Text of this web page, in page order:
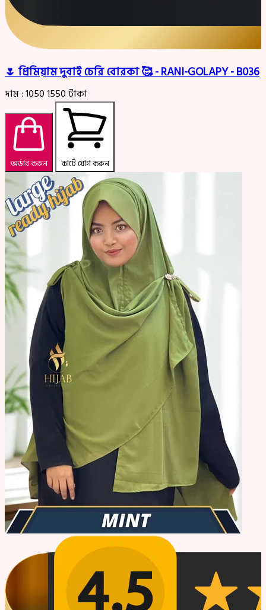
🌷 প্রিমিয়াম দুবাই চেরি বোরকা 🥰 - RANI-GOLAPY - B036
দাম :10501550টাকা
অর্ডার করুন কার্টে যোগ করুন